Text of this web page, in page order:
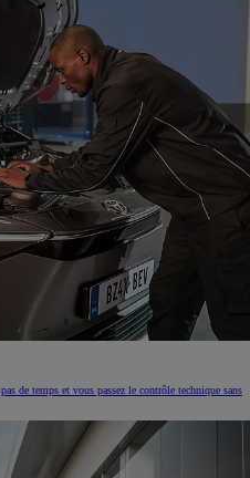
de temps et vous passez le contrôle technique sans